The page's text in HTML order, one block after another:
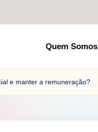
Quem Somos
e manter a remuneração?